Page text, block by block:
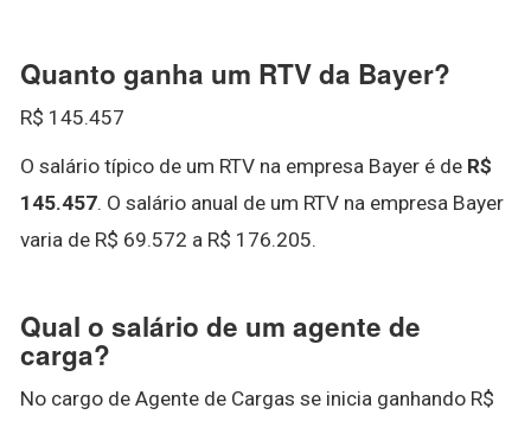
Quanto ganha um RTV da Bayer?
R$ 145.457
O salário típico de um RTV na empresa Bayer é de R$
145.457. O salário anual de um RTV na empresa Bayer
varia de R$ 69.572 a R$ 176.205.
Qual o salário de um agente de
carga?
No cargo de Agente de Cargas se inicia ganhando R$